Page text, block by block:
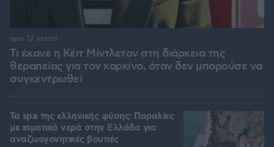
Τι έκανε η Κέιτ Μίντλετον στη διάρκεια της
θεραπείας για τον καρκίνο, όταν δεν μπορούσε να
συγκεντρωθεί
πριν 17 λεπτά
Τα spa της ελληνικής φύσης: Παραλίες
με ιαματικά νερά στην Ελλάδα για
αναζωογονητικές βουτιές